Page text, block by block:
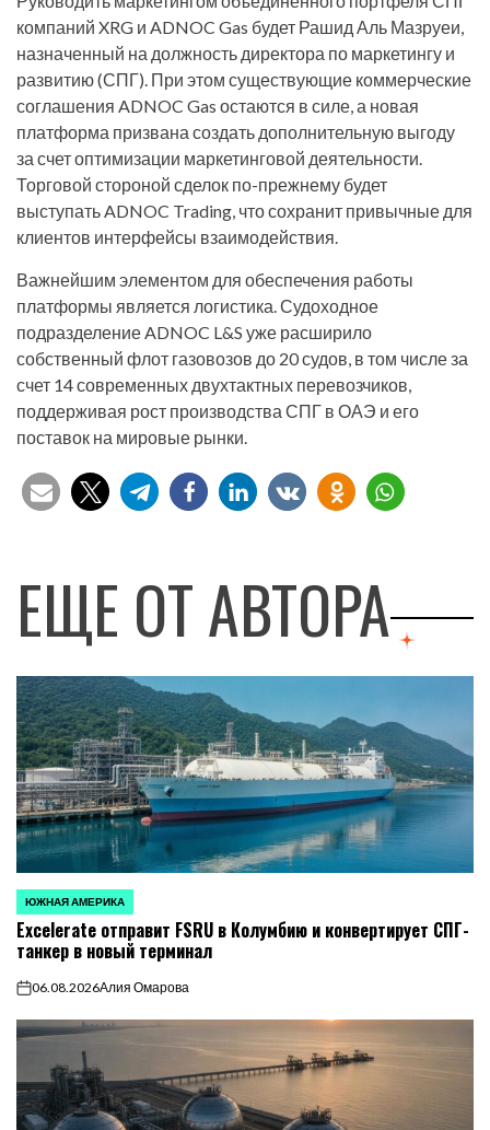
компаний XRG и ADNOC Gas будет Рашид Аль Мазруеи,
назначенный на должность директора по маркетингу и
развитию (СПГ). При этом существующие коммерческие
соглашения ADNOC Gas остаются в силе, а новая
платформа призвана создать дополнительную выгоду
за счет оптимизации маркетинговой деятельности.
Торговой стороной сделок по-прежнему будет
выступать ADNOC Trading, что сохранит привычные для
клиентов интерфейсы взаимодействия.
Важнейшим элементом для обеспечения работы
платформы является логистика. Судоходное
подразделение ADNOC L&S уже расширило
собственный флот газовозов до 20 судов, в том числе за
счет 14 современных двухтактных перевозчиков,
поддерживая рост производства СПГ в ОАЭ и его
поставок на мировые рынки.
ЕЩЕ ОТ АВТОРА
ОПУБЛИКОВАНО
В
ЮЖНАЯ АМЕРИКА
Excelerate отправит FSRU в Колумбию и конвертирует СПГ-
танкер в новый терминал
on06.08.2026Алия Омарова